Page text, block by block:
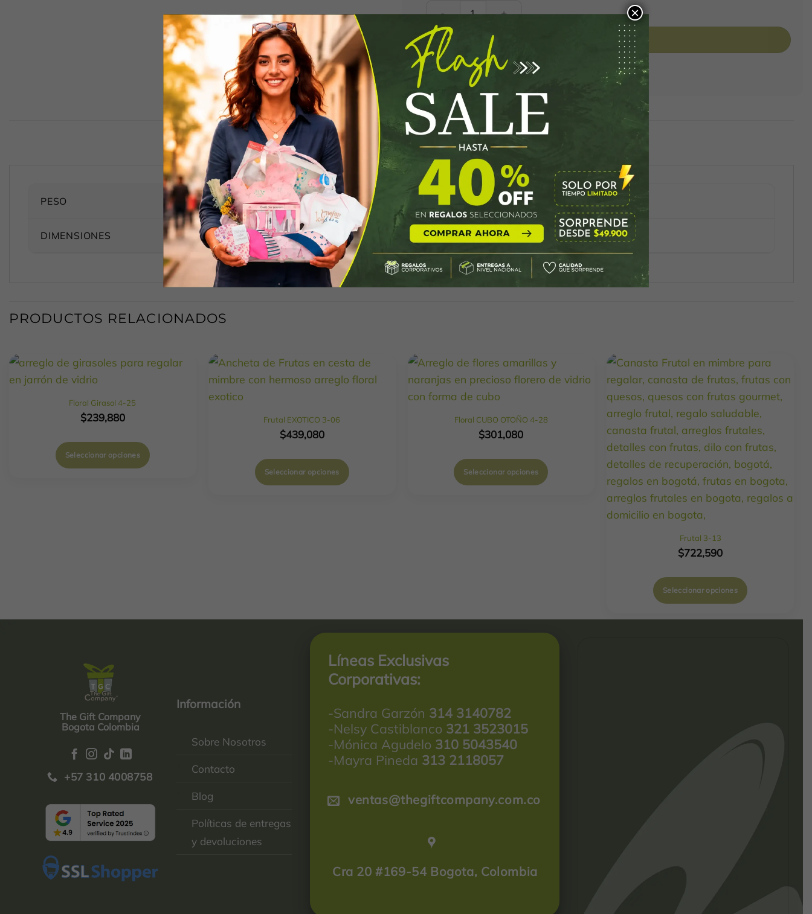
Frutal K-20 cantidad
Añadir al carrito
Información adicional Valoraciones (0)
PESO
DIMENSIONES 35 × 20 × 35 cm
PRODUCTOS RELACIONADOS
Floral Girasol 4-25
$239,880
Seleccionar opciones
Frutal EXOTICO 3-06
$439,080
Seleccionar opciones
Floral CUBO OTOÑO 4-28
$301,080
Seleccionar opciones
Frutal 3-13
$722,590
Seleccionar opciones
The Gift Company
Bogota Colombia
+57 310 4008758
Información
Sobre Nosotros
Contacto
Blog
Políticas de entregas
y devoluciones
Líneas Exclusivas
Corporativas:
-Sandra Garzón 314 3140782
-Nelsy Castiblanco 321 3523015
-Mónica Agudelo 310 5043540
-Mayra Pineda 313 2118057
ventas@thegiftcompany.com.co
Cra 20 #169-54 Bogota, Colombia
×